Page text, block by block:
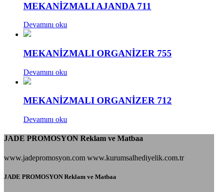
MEKANİZMALI AJANDA 711
Devamını oku
MEKANİZMALI ORGANİZER 755
Devamını oku
MEKANİZMALI ORGANİZER 712
Devamını oku
JADE PROMOSYON Reklam ve Matbaa
www.jadepromosyon.com www.kurumsalhediyelik.com.tr
JADE PROMOSYON Reklam ve Matbaa